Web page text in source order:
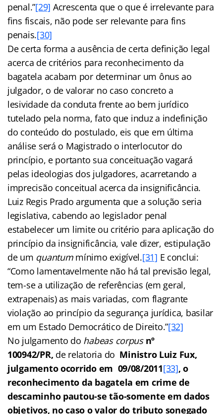
penal.”[29] Acrescenta que o que é irrelevante para
fins fiscais, não pode ser relevante para fins
penais.[30]
De certa forma a ausência de certa definição legal
acerca de critérios para reconhecimento da
bagatela acabam por determinar um ônus ao
julgador, o de valorar no caso concreto a
lesividade da conduta frente ao bem jurídico
tutelado pela norma, fato que induz a indefinição
do conteúdo do postulado, eis que em última
análise será o Magistrado o interlocutor do
princípio, e portanto sua conceituação vagará
pelas ideologias dos julgadores, acarretando a
imprecisão conceitual acerca da insignificância.
Luiz Regis Prado argumenta que a solução seria
legislativa, cabendo ao legislador penal
estabelecer um limite ou critério para aplicação do
princípio da insignificância, vale dizer, estipulação
de um quantum mínimo exigível.[31] E conclui:
“Como lamentavelmente não há tal previsão legal,
tem-se a utilização de referências (em geral,
extrapenais) as mais variadas, com flagrante
violação ao princípio da segurança jurídica, basilar
em um Estado Democrático de Direito.”[32]
No julgamento do habeas corpusnº
100942/PR, de relatoria do Ministro Luiz Fux,
julgamento ocorrido em 09/08/2011[33], o
reconhecimento da bagatela em crime de
descaminho pautou-se tão-somente em dados
objetivos, no caso o valor do tributo sonegado